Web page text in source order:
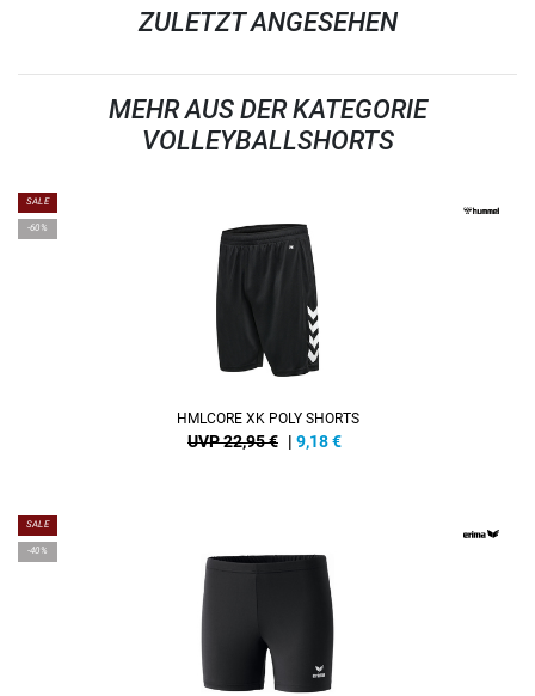
ZULETZT ANGESEHEN
MEHR AUS DER KATEGORIE
VOLLEYBALLSHORTS
SALE
-60%
HMLCORE XK POLY SHORTS
UVP 22,95 € | 9,18€
SALE
-40%